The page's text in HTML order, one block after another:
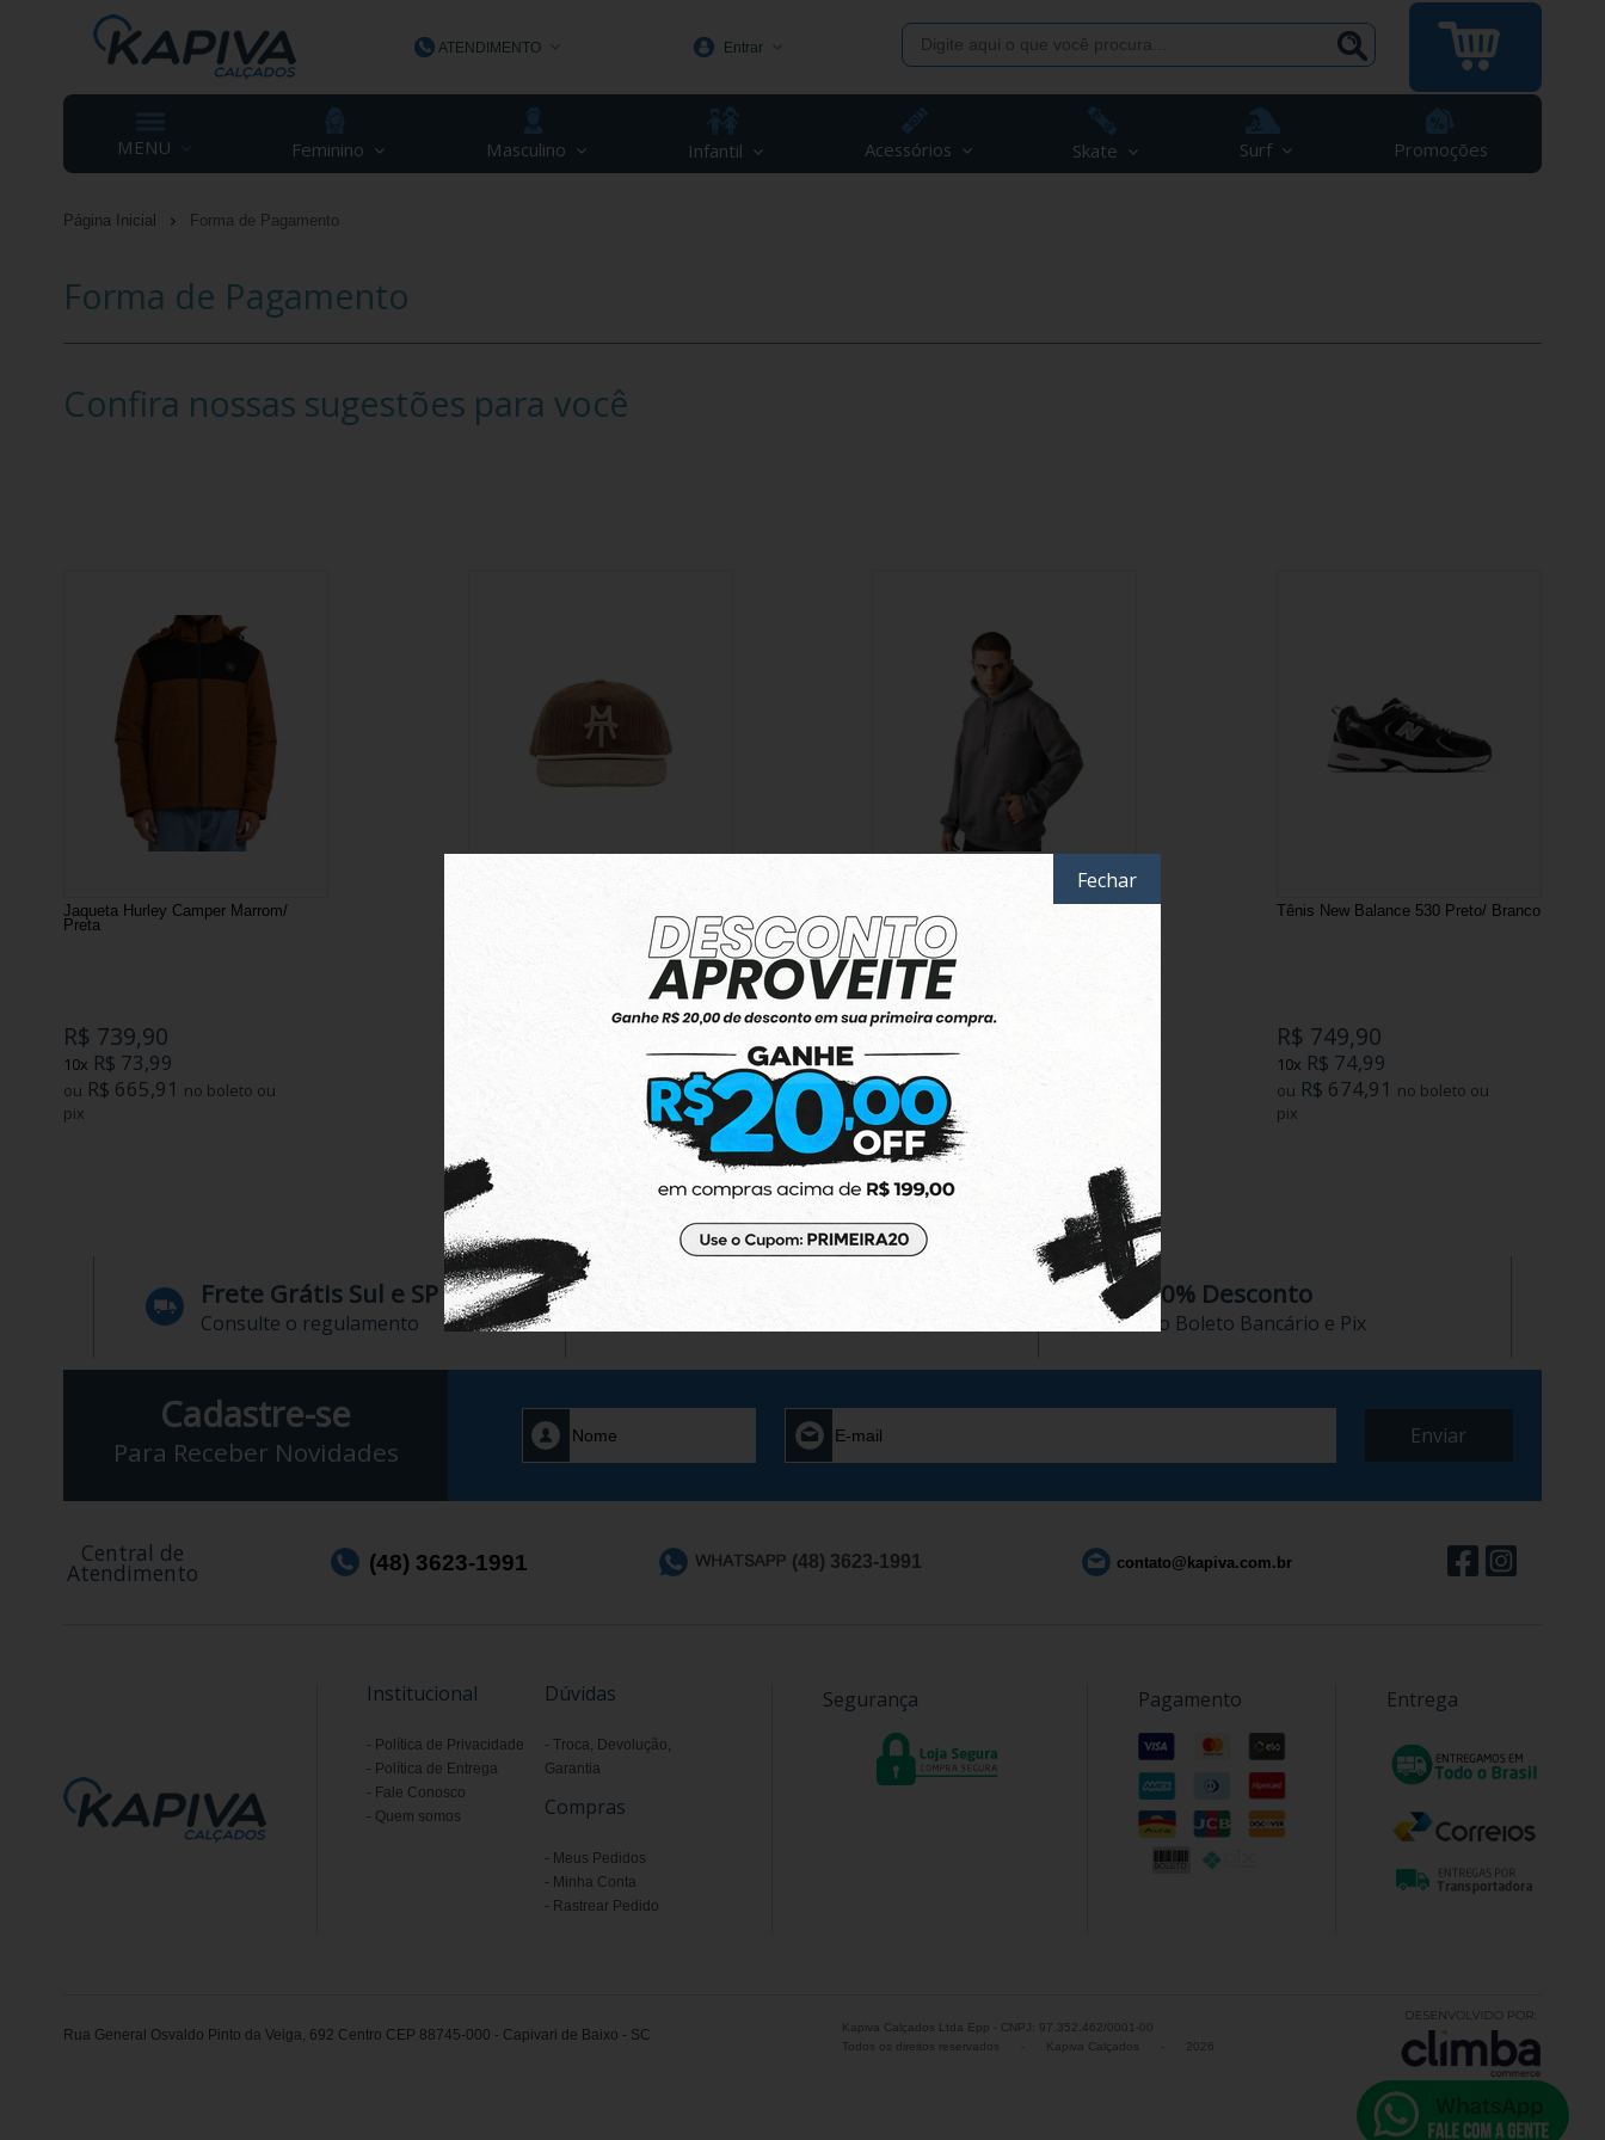
ATENDIMENTO
(48) 3623-1991
Entrar
MENU Feminino Masculino Infantil Acessórios Skate Surf Promoções
Página Inicial Forma de Pagamento
Forma de Pagamento
Confira nossas sugestões para você
Jaqueta Hurley Camper Marrom/
Preta
R$ 739,90
10x R$ 73,99
ou R$ 665,91 no boleto ou
pix
Moletom Blunt Canguru Ultra
R$ 379,90
R$ 37,99
ou R$ 341,91
pix
Tênis New Balance 530 Preto/ Branco
R$ 749,90
10x R$ 74,99
ou R$ 674,91 no boleto ou
pix
Frete Grátis Sul e SP
Consulte o regulamento
10% Desconto
no Boleto Bancário e Pix
Cadastre-se
Para Receber Novidades
Central de
Atendimento (48) 3623-1991 (48) 3623-1991 contato@kapiva.com.br
Institucional
Política de Privacidade
Política de Entrega
Fale Conosco
Quem somos
Dúvidas
Troca, Devolução,
Garantia
Compras
Meus Pedidos
Minha Conta
Rastrear Pedido
Segurança Pagamento Entrega
Rua General Osvaldo Pinto da Veiga, 692 Centro CEP 88745-000 - Capivari de Baixo - SC
Kapiva Calçados Ltda Epp - CNPJ: 97.352.462/0001-00
Todos os direitos reservados
- Kapiva Calçados - 2026
Fechar